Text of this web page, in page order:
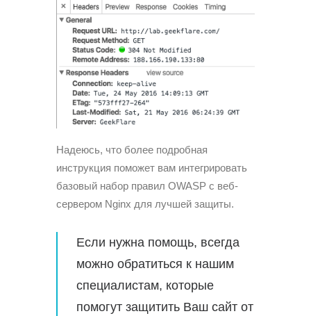
Надеюсь, что более подробная
инструкция поможет вам интегрировать
базовый набор правил OWASP с веб-
сервером Nginx для лучшей защиты.
Если нужна помощь, всегда
можно обратиться к нашим
специалистам, которые
помогут защитить Ваш сайт от